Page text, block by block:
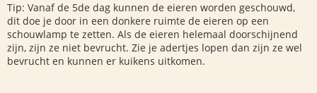
Tip: Vanaf de 5de dag kunnen de eieren worden geschouwd,
dit doe je door in een donkere ruimte de eieren op een
schouwlamp te zetten. Als de eieren helemaal doorschijnend
zijn, zijn ze niet bevrucht. Zie je adertjes lopen dan zijn ze wel
bevrucht en kunnen er kuikens uitkomen.